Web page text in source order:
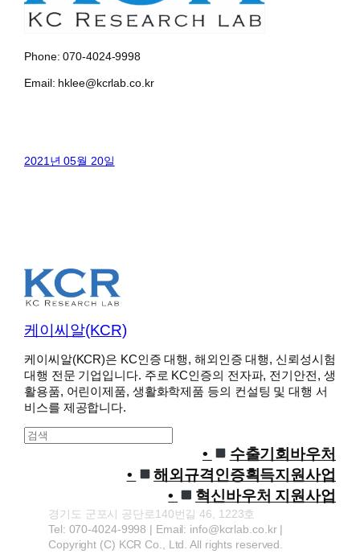
Phone: 070-4024-9998
Email: hklee@kcrlab.co.kr
2021년 05월 20일
케이씨알(KCR)
케이씨알(KCR)은 KC인증 대행, 해외인증 대행, 신뢰성시험
대행 전문 기업입니다. 주로 KC인증의 전자파, 전기안전, 생
활용품, 어린이제품, 생활화학제품 등의 컨설팅 및 대행 서
비스를 제공합니다.
S
수출기회바우처
해외규격인증획득지원사업
혁신바우처 지원사업
경기도 군포시 공단로140번길 46, 1223호
Tel: 070-4024-9998 | Email: info@kcrlab.co.kr |
Copyright (C) KCR Co., Ltd. All rights reserved.